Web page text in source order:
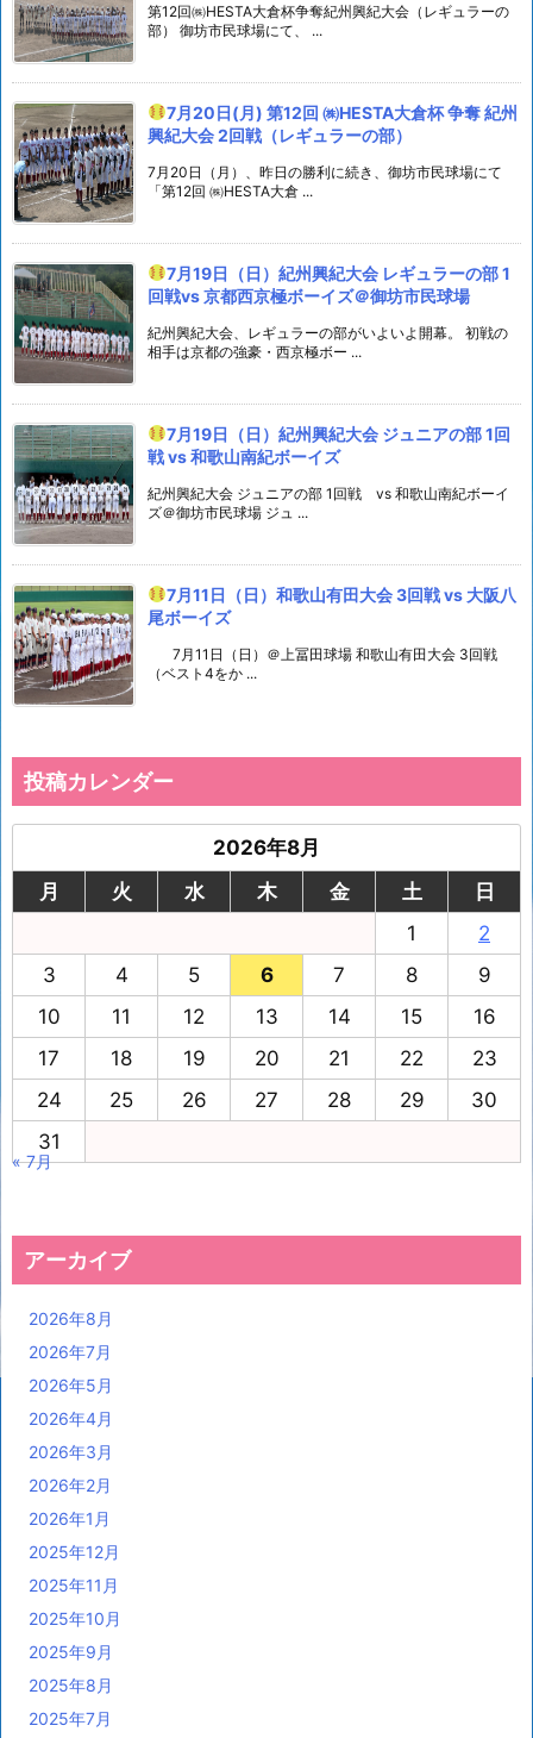
第12回㈱HESTA大倉杯争奪紀州興紀大会（レギュラーの
部） 御坊市民球場にて、 ...
7月20日(月) 第12回 ㈱HESTA大倉杯 争奪 紀州
興紀大会 2回戦（レギュラーの部）
7月20日（月）、昨日の勝利に続き、御坊市民球場にて
「第12回 ㈱HESTA大倉 ...
7月19日（日）紀州興紀大会 レギュラーの部 1
回戦vs 京都西京極ボーイズ＠御坊市民球場
紀州興紀大会、レギュラーの部がいよいよ開幕。 初戦の
相手は京都の強豪・西京極ボー ...
7月19日（日）紀州興紀大会 ジュニアの部 1回
戦 vs 和歌山南紀ボーイズ
紀州興紀大会 ジュニアの部 1回戦 vs 和歌山南紀ボーイ
ズ＠御坊市民球場 ジュ ...
7月11日（日）和歌山有田大会 3回戦 vs 大阪八
尾ボーイズ
7月11日（日）＠上冨田球場 和歌山有田大会 3回戦
（ベスト4をか ...
投稿カレンダー
2026年8月
月
火 水 木 金 土
日
1
2
3
4 5 6 7 8
9
10
11 12 13 14 15
16
17
18 19 20 21 22
23
24
25 26 27 28 29
30
31
« 7月
アーカイブ
2026年8月
2026年7月
2026年5月
2026年4月
2026年3月
2026年2月
2026年1月
2025年12月
2025年11月
2025年10月
2025年9月
2025年8月
2025年7月